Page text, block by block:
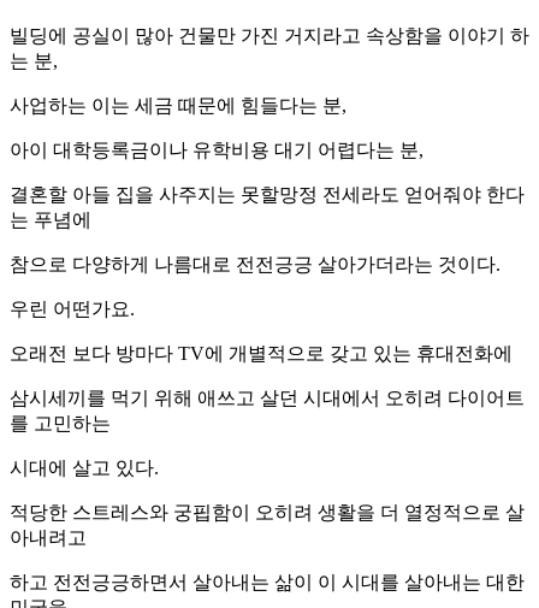
빌딩에 공실이 많아 건물만 가진 거지라고 속상함을 이야기 하
는 분,
사업하는 이는 세금 때문에 힘들다는 분,
아이 대학등록금이나 유학비용 대기 어렵다는 분,
결혼할 아들 집을 사주지는 못할망정 전세라도 얻어줘야 한다
는 푸념에
참으로 다양하게 나름대로 전전긍긍 살아가더라는 것이다.
우린 어떤가요.
오래전 보다 방마다 TV에 개별적으로 갖고 있는 휴대전화에
삼시세끼를 먹기 위해 애쓰고 살던 시대에서 오히려 다이어트
를 고민하는
시대에 살고 있다.
적당한 스트레스와 궁핍함이 오히려 생활을 더 열정적으로 살
아내려고
하고 전전긍긍하면서 살아내는 삶이 이 시대를 살아내는 대한